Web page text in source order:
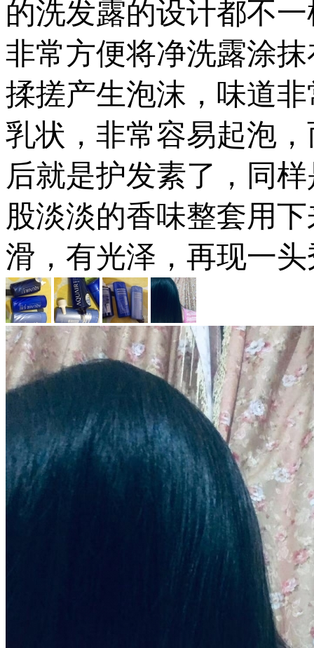
的洗发露的设计都不
非常方便将净洗露涂
揉搓产生泡沫，味道
乳状，非常容易起泡
后就是护发素了，同
股淡淡的香味整套用
滑，有光泽，再现一